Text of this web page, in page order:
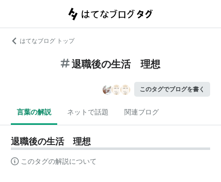
はてなブログ トップ
退職後の生活 理想
このタグでブログを書く
言葉の解説 ネットで話題 関連ブログ
退職後の生活 理想
このタグの解説について